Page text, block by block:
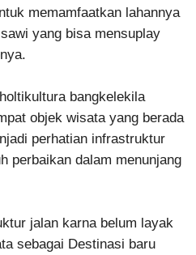
memamfaatkan lahannya
yang bisa mensuplay
bangkelekila
objek wisata yang berada
perhatian infrastruktur
perbaikan dalam menunjang
jalan karna belum layak
sebagai Destinasi baru